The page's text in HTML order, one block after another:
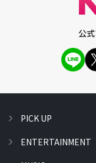
公
PICK UP
ENTERTAINMENT